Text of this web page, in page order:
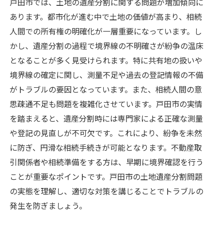
戸田市の土地遺産分割と境界問題、今だから知
っておきたい基礎知識
不動産取引にも影響する戸田市の遺産分割トラ
ブルと対策ポイント
戸田市では、土地の遺産分割に関する問題が増加傾向に
あります。都市化が進む中で土地の価値が高まり、相続
人間での所有権の明確化が一層重要になっています。し
かし、遺産分割の過程で境界線の不明確さが紛争の温床
となることが多く見受けられます。特に共有地の扱いや
境界線の確定に関し、測量不足や過去の登記情報の不備
がトラブルの要因となっています。また、相続人間の意
思疎通不足も問題を複雑化させています。戸田市の実情
を踏まえると、遺産分割時には専門家による正確な測量
や登記の見直しが不可欠です。これにより、紛争を未然
に防ぎ、円滑な相続手続きが可能となります。不動産取
引関係者や相続準備をする方は、早期に境界確認を行う
ことが重要なポイントです。戸田市の土地遺産分割問題
の実態を理解し、適切な対策を講じることでトラブルの
発生を防ぎましょう。